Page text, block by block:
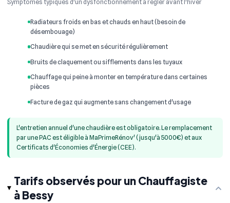
Symptômes typiques d'un dysfonctionnement à régler avant l'hiver
Radiateurs froids en bas et chauds en haut (besoin de
désembouage)
Chaudière qui se met en sécurité régulièrement
Bruits de claquement ou sifflements dans les tuyaux
Chauffage qui peine à monter en température dans certaines
pièces
Facture de gaz qui augmente sans changement d'usage
L'entretien annuel d'une chaudière est obligatoire. Le remplacement
par une PAC est éligible à MaPrimeRénov' (jusqu'à 5000€) et aux
Certificats d'Économies d'Énergie (CEE).
Tarifs observés pour un Chauffagiste
à Bessy